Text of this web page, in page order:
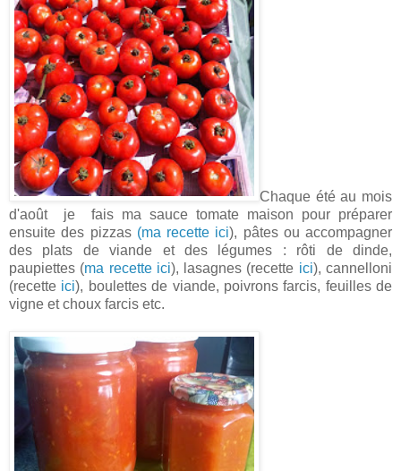
Chaque été au mois
d'août je fais ma sauce tomate maison pour préparer
ensuite des pizzas (ma recette ici), pâtes ou accompagner
des plats de viande et des légumes : rôti de dinde,
paupiettes (ma recette ici), lasagnes (recette ici), cannelloni
(recette ici), boulettes de viande, poivrons farcis, feuilles de
vigne et choux farcis etc.